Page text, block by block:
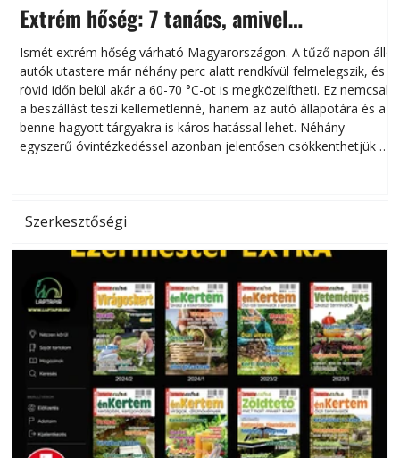
Extrém hőség: 7 tanács, amivel
megóvhatjuk autónkat a nyári károktól
Ismét extrém hőség várható Magyarországon. A tűző napon álló
autók utastere már néhány perc alatt rendkívül felmelegszik, és
rövid időn belül akár a 60-70 °C-ot is megközelítheti. Ez nemcsak
a beszállást teszi kellemetlenné, hanem az autó állapotára és a
benne hagyott tárgyakra is káros hatással lehet. Néhány
egyszerű óvintézkedéssel azonban jelentősen csökkenthetjük a
Szerkesztőségi